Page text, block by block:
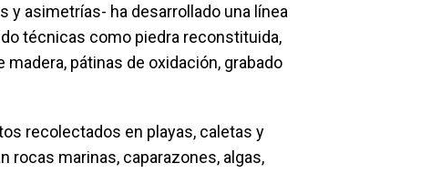
y asimetrías- ha desarrollado una línea
técnicas como piedra reconstituida,
pátinas de oxidación, grabado
recolectados en playas, caletas y
rocas marinas, caparazones, algas,